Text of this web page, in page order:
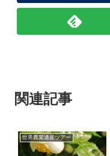
関連記事
世界農業遺産ツアー